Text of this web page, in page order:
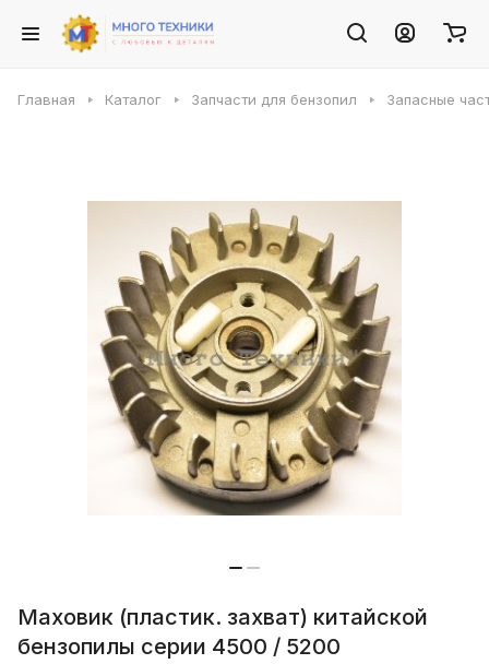
Главная Каталог Запчасти для бензопил Запасные
Маховик (пластик. захват) китайской
бензопилы серии 4500 / 5200